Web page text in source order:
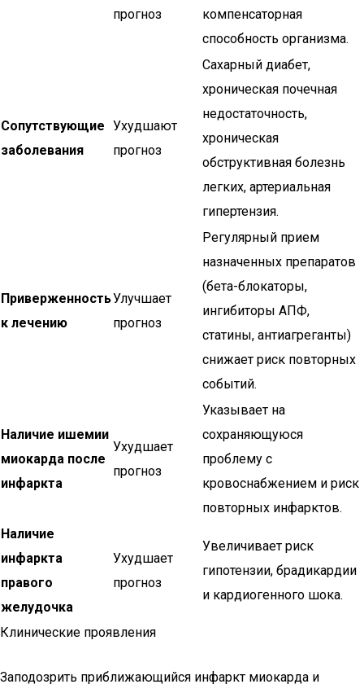
прогноз
компенсаторная
способность организма.
Сопутствующие
заболевания
Ухудшают
прогноз
Сахарный диабет,
хроническая почечная
недостаточность,
хроническая
обструктивная болезнь
легких, артериальная
гипертензия.
Приверженность
к лечению
Улучшает
прогноз
Регулярный прием
назначенных препаратов
(бета-блокаторы,
ингибиторы АПФ,
статины, антиагреганты)
снижает риск повторных
событий.
Наличие ишемии
миокарда после
инфаркта
Ухудшает
прогноз
Указывает на
сохраняющуюся
проблему с
кровоснабжением и риск
повторных инфарктов.
Наличие
инфаркта
правого
желудочка
Ухудшает
прогноз
Увеличивает риск
гипотензии, брадикардии
и кардиогенного шока.
Клинические проявления
Заподозрить приближающийся инфаркт миокарда и